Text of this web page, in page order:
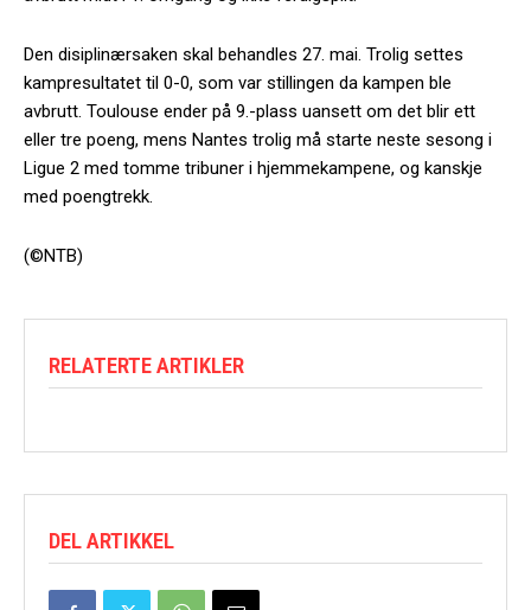
Den disiplinærsaken skal behandles 27. mai. Trolig settes
kampresultatet til 0-0, som var stillingen da kampen ble
avbrutt. Toulouse ender på 9.-plass uansett om det blir ett
eller tre poeng, mens Nantes trolig må starte neste sesong i
Ligue 2 med tomme tribuner i hjemmekampene, og kanskje
med poengtrekk.
(©NTB)
RELATERTE ARTIKLER
DEL ARTIKKEL